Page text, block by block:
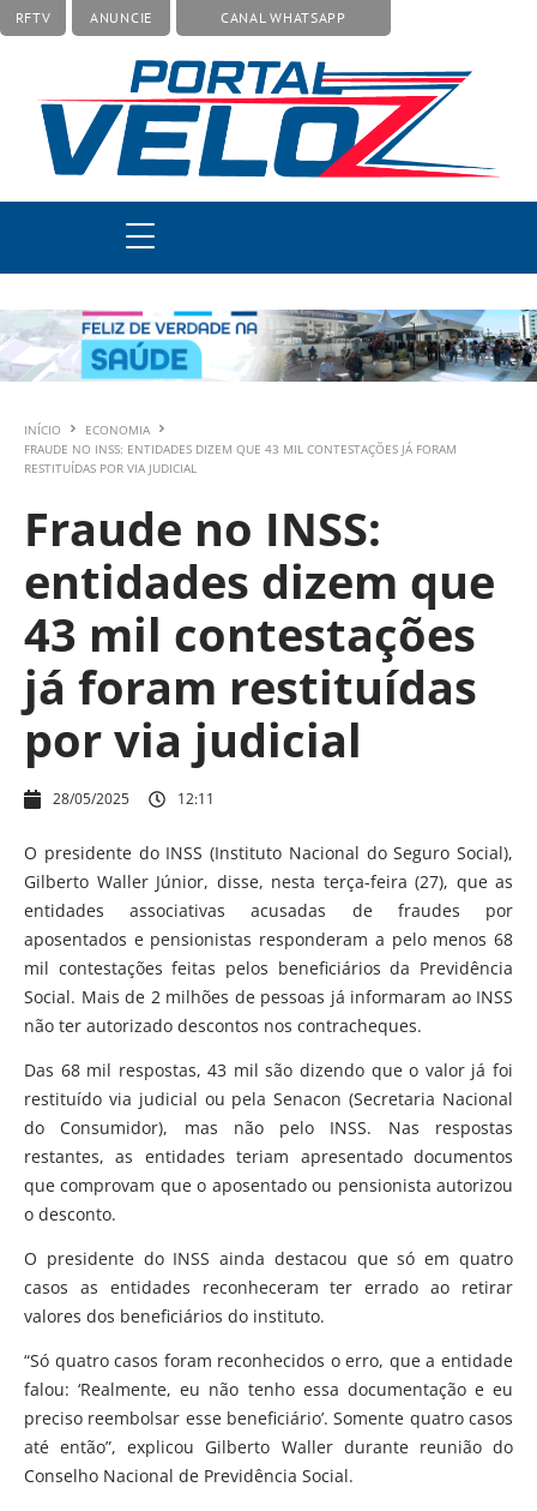
RFTV ANUNCIE CANAL WHATSAPP
INÍCIO
ECONOMIA
FRAUDE NO INSS: ENTIDADES DIZEM QUE 43 MIL CONTESTAÇÕES JÁ FORAM
RESTITUÍDAS POR VIA JUDICIAL
Fraude no INSS:
entidades dizem que
43 mil contestações
já foram restituídas
por via judicial
28/05/2025 12:11
O presidente do INSS (Instituto Nacional do Seguro Social),
Gilberto Waller Júnior, disse, nesta terça-feira (27), que as
entidades associativas acusadas de fraudes por
aposentados e pensionistas responderam a pelo menos 68
mil contestações feitas pelos beneficiários da Previdência
Social. Mais de 2 milhões de pessoas já informaram ao INSS
não ter autorizado descontos nos contracheques.
Das 68 mil respostas, 43 mil são dizendo que o valor já foi
restituído via judicial ou pela Senacon (Secretaria Nacional
do Consumidor), mas não pelo INSS. Nas respostas
restantes, as entidades teriam apresentado documentos
que comprovam que o aposentado ou pensionista autorizou
o desconto.
O presidente do INSS ainda destacou que só em quatro
casos as entidades reconheceram ter errado ao retirar
valores dos beneficiários do instituto.
“Só quatro casos foram reconhecidos o erro, que a entidade
falou: ‘Realmente, eu não tenho essa documentação e eu
preciso reembolsar esse beneficiário’. Somente quatro casos
até então”, explicou Gilberto Waller durante reunião do
Conselho Nacional de Previdência Social.